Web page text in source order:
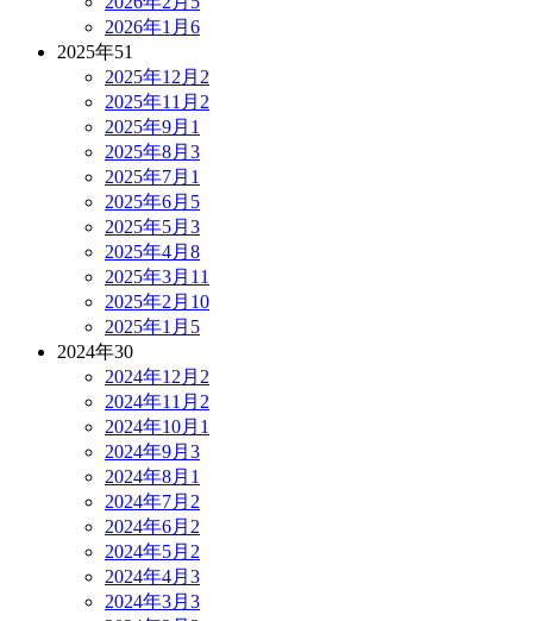
2026年1月 6
2025年51
2025年12月 2
2025年11月 2
2025年9月 1
2025年8月 3
2025年7月 1
2025年6月 5
2025年5月 3
2025年4月 8
2025年3月 11
2025年2月 10
2025年1月 5
2024年30
2024年12月 2
2024年11月 2
2024年10月 1
2024年9月 3
2024年8月 1
2024年7月 2
2024年6月 2
2024年5月 2
2024年4月 3
2024年3月 3